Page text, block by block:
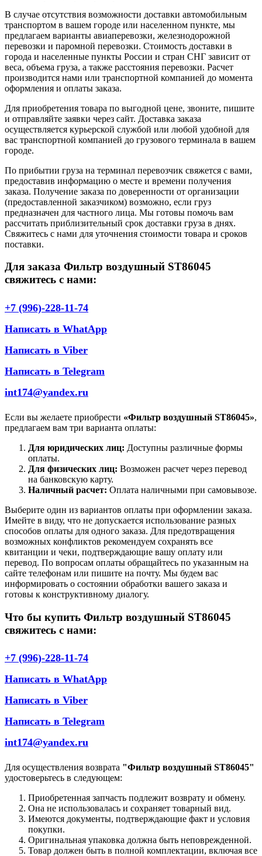
В случае отсутствия возможности доставки автомобильным
транспортом в вашем городе или населенном пункте, мы
предлагаем варианты авиаперевозки, железнодорожной
перевозки и паромной перевозки. Стоимость доставки в
города и населенные пункты России и стран СНГ зависит от
веса, объема груза, а также расстояния перевозки. Расчет
производится нами или транспортной компанией до момента
оформления и оплаты заказа.
Для приобретения товара по выгодной цене, звоните, пишите
и отправляйте заявки через сайт. Доставка заказа
осуществляется курьерской службой или любой удобной для
вас транспортной компанией до грузового терминала в вашем
городе.
По прибытии груза на терминал перевозчик свяжется с вами,
предоставив информацию о месте и времени получения
заказа. Получение заказа по доверенности от организации
(предоставленной заказчиком) возможно, если груз
предназначен для частного лица. Мы готовы помочь вам
рассчитать приблизительный срок доставки груза в днях.
Свяжитесь с нами для уточнения стоимости товара и сроков
поставки.
Для заказа Фильтр воздушный ST86045
свяжитесь с нами:
+7 (996)-228-11-74
Написать в WhatApp
Написать в Viber
Написать в Telegram
int174@yandex.ru
Если вы желаете приобрести «Фильтр воздушный ST86045»,
предлагаем вам три варианта оплаты:
Для юридических лиц: Доступны различные формы
оплаты.
Для физических лиц: Возможен расчет через перевод
на банковскую карту.
Наличный расчет: Оплата наличными при самовывозе.
Выберите один из вариантов оплаты при оформлении заказа.
Имейте в виду, что не допускается использование разных
способов оплаты для одного заказа. Для предотвращения
возможных конфликтов рекомендуем сохранять все
квитанции и чеки, подтверждающие вашу оплату или
перевод. По вопросам оплаты обращайтесь по указанным на
сайте телефонам или пишите на почту. Мы будем вас
информировать о состоянии обработки вашего заказа и
готовы к конструктивному диалогу.
Что бы купить Фильтр воздушный ST86045
свяжитесь с нами:
+7 (996)-228-11-74
Написать в WhatApp
Написать в Viber
Написать в Telegram
int174@yandex.ru
Для осуществления возврата "Фильтр воздушный ST86045"
удостоверьтесь в следующем:
Приобретенная запчасть подлежит возврату и обмену.
Она не использовалась и сохраняет товарный вид.
Имеются документы, подтверждающие факт и условия
покупки.
Оригинальная упаковка должна быть неповрежденной.
Товар должен быть в полной комплектации, включая все